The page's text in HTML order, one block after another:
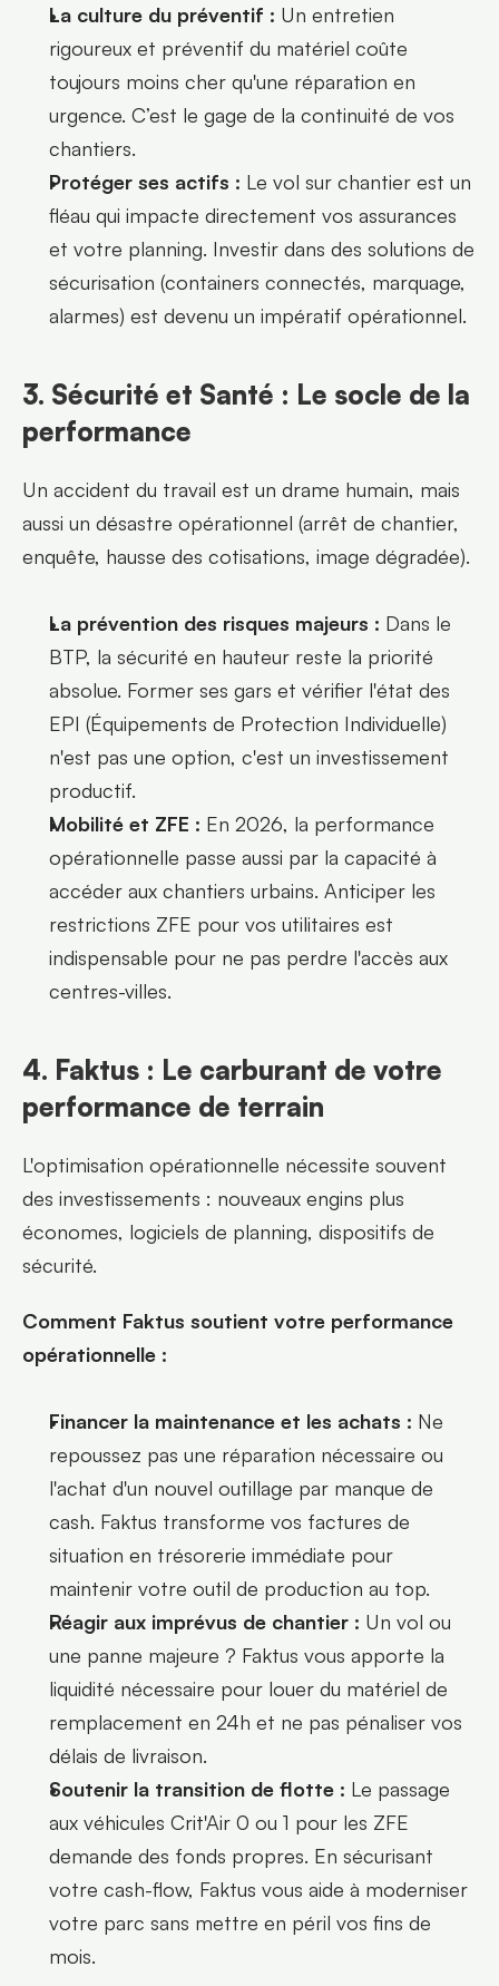
La culture du préventif : Un entretien
rigoureux et préventif du matériel coûte
toujours moins cher qu'une réparation en
urgence. C’est le gage de la continuité de vos
chantiers.
Protéger ses actifs : Le vol sur chantier est un
fléau qui impacte directement vos assurances
et votre planning. Investir dans des solutions de
sécurisation (containers connectés, marquage,
alarmes) est devenu un impératif opérationnel.
3. Sécurité et Santé : Le socle de la
performance
Un accident du travail est un drame humain, mais
aussi un désastre opérationnel (arrêt de chantier,
enquête, hausse des cotisations, image dégradée).
La prévention des risques majeurs : Dans le
BTP, la sécurité en hauteur reste la priorité
absolue. Former ses gars et vérifier l'état des
EPI (Équipements de Protection Individuelle)
n'est pas une option, c'est un investissement
productif.
Mobilité et ZFE : En 2026, la performance
opérationnelle passe aussi par la capacité à
accéder aux chantiers urbains. Anticiper les
restrictions ZFE pour vos utilitaires est
indispensable pour ne pas perdre l'accès aux
centres-villes.
4. Faktus : Le carburant de votre
performance de terrain
L'optimisation opérationnelle nécessite souvent
des investissements : nouveaux engins plus
économes, logiciels de planning, dispositifs de
sécurité.
Comment Faktus soutient votre performance
opérationnelle :
Financer la maintenance et les achats : Ne
repoussez pas une réparation nécessaire ou
l'achat d'un nouvel outillage par manque de
cash. Faktus transforme vos factures de
situation en trésorerie immédiate pour
maintenir votre outil de production au top.
Réagir aux imprévus de chantier : Un vol ou
une panne majeure ? Faktus vous apporte la
liquidité nécessaire pour louer du matériel de
remplacement en 24h et ne pas pénaliser vos
délais de livraison.
Soutenir la transition de flotte : Le passage
aux véhicules Crit'Air 0 ou 1 pour les ZFE
demande des fonds propres. En sécurisant
votre cash-flow, Faktus vous aide à moderniser
votre parc sans mettre en péril vos fins de
mois.